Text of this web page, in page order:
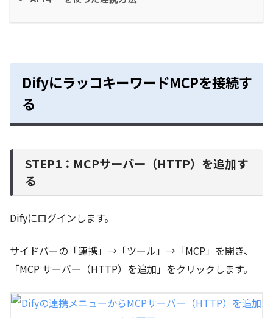
DifyにラッコキーワードMCPを接続す
る
STEP1：MCPサーバー（HTTP）を追加す
る
Difyにログインします。
サイドバーの「連携」→「ツール」→「MCP」を開き、
「MCP サーバー（HTTP）を追加」をクリックします。